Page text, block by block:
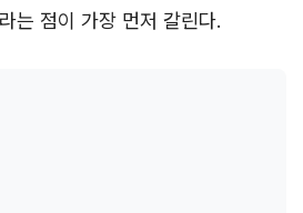
는 점이 가장 먼저 갈린다.